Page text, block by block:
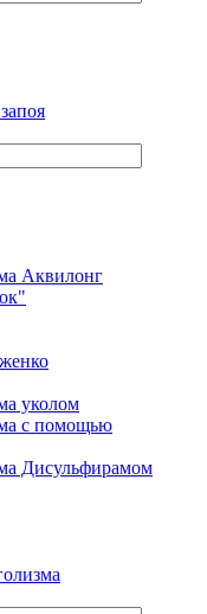
Аквилонг
уколом
с помощью
Дисульфирамом